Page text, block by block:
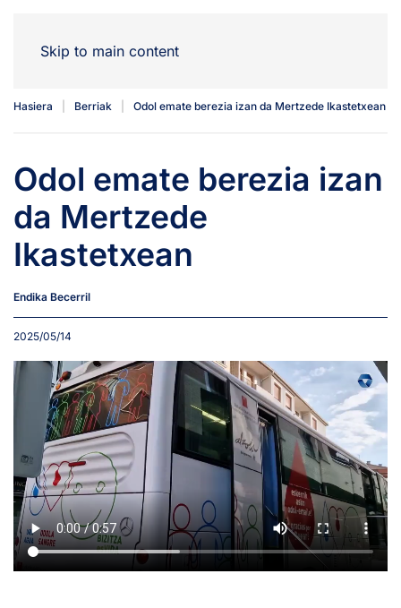
Skip to main content
Hasiera Berriak Odol emate berezia izan da Mertzede Ikastetxean
Odol emate berezia izan
da Mertzede
Ikastetxean
Endika Becerril
2025/05/14